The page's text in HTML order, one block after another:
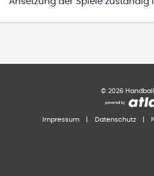
© 2026
Impressum Datenschutz